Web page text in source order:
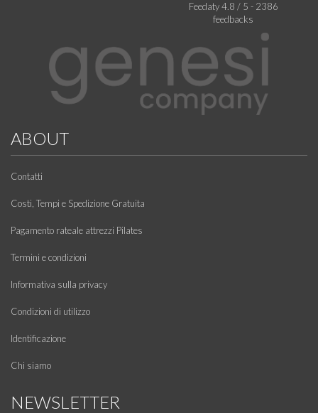
Feedaty4.8 / 5 - 2386
feedbacks
ABOUT
Contatti
Costi, Tempi e Spedizione Gratuita
Pagamento rateale attrezzi Pilates
Termini e condizioni
Informativa sulla privacy
Condizioni di utilizzo
Identificazione
Chi siamo
NEWSLETTER